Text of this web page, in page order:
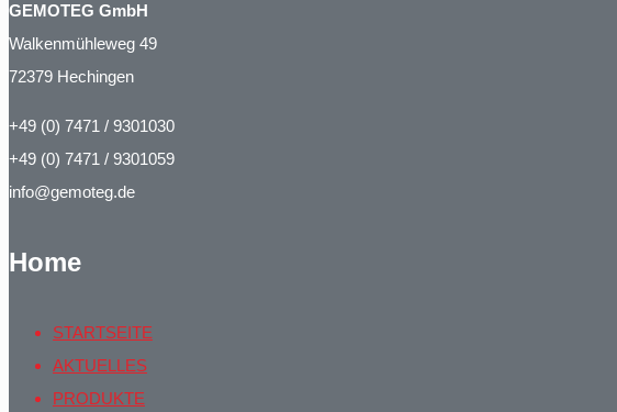
GEMOTEG GmbH
Walkenmühleweg 49
72379 Hechingen
+49 (0) 7471 / 9301030
+49 (0) 7471 / 9301059
info@gemoteg.de
Home
STARTSEITE
AKTUELLES
PRODUKTE